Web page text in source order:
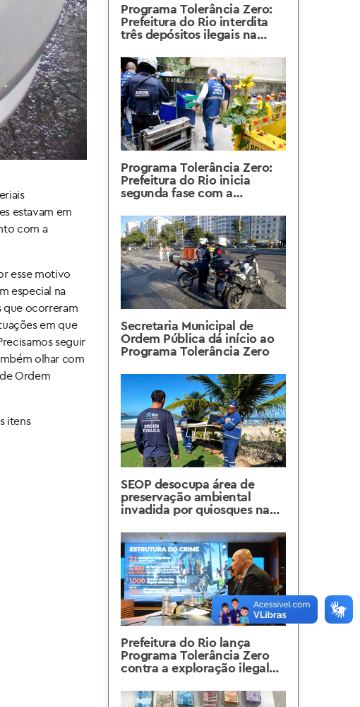
estavam em
com a
esse motivo
especial na
que ocorreram
em que
seguir
olhar com
Ordem
itens
Programa Tolerância Zero:
Prefeitura do Rio interdita
três depósitos ilegais na
Programa Tolerância Zero:
Prefeitura do Rio inicia
segunda fase com a
ilegais em Copacabana
Secretaria Municipal de
Ordem Pública dá início ao
Programa Tolerância Zero
SEOP desocupa área de
preservação ambiental
invadida por quiosques na
Prefeitura do Rio lança
Programa Tolerância Zero
contra a exploração ilegal
carioca